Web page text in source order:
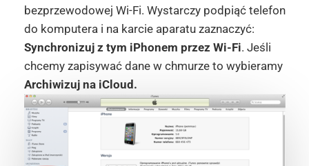
bezprzewodowej Wi-Fi. Wystarczy podpiąć telefon
do komputera i na karcie aparatu zaznaczyć:
Synchronizuj z tym iPhonem przez Wi-Fi. Jeśli
chcemy zapisywać dane w chmurze to wybieramy
Archiwizuj na iCloud.